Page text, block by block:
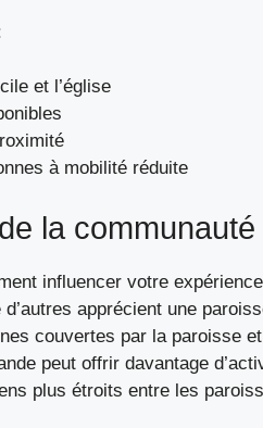
et l’église
à mobilité réduite
la communauté
influencer votre
apprécient une
couvertes par la paroisse et
peut offrir davantage
plus étroits entre les